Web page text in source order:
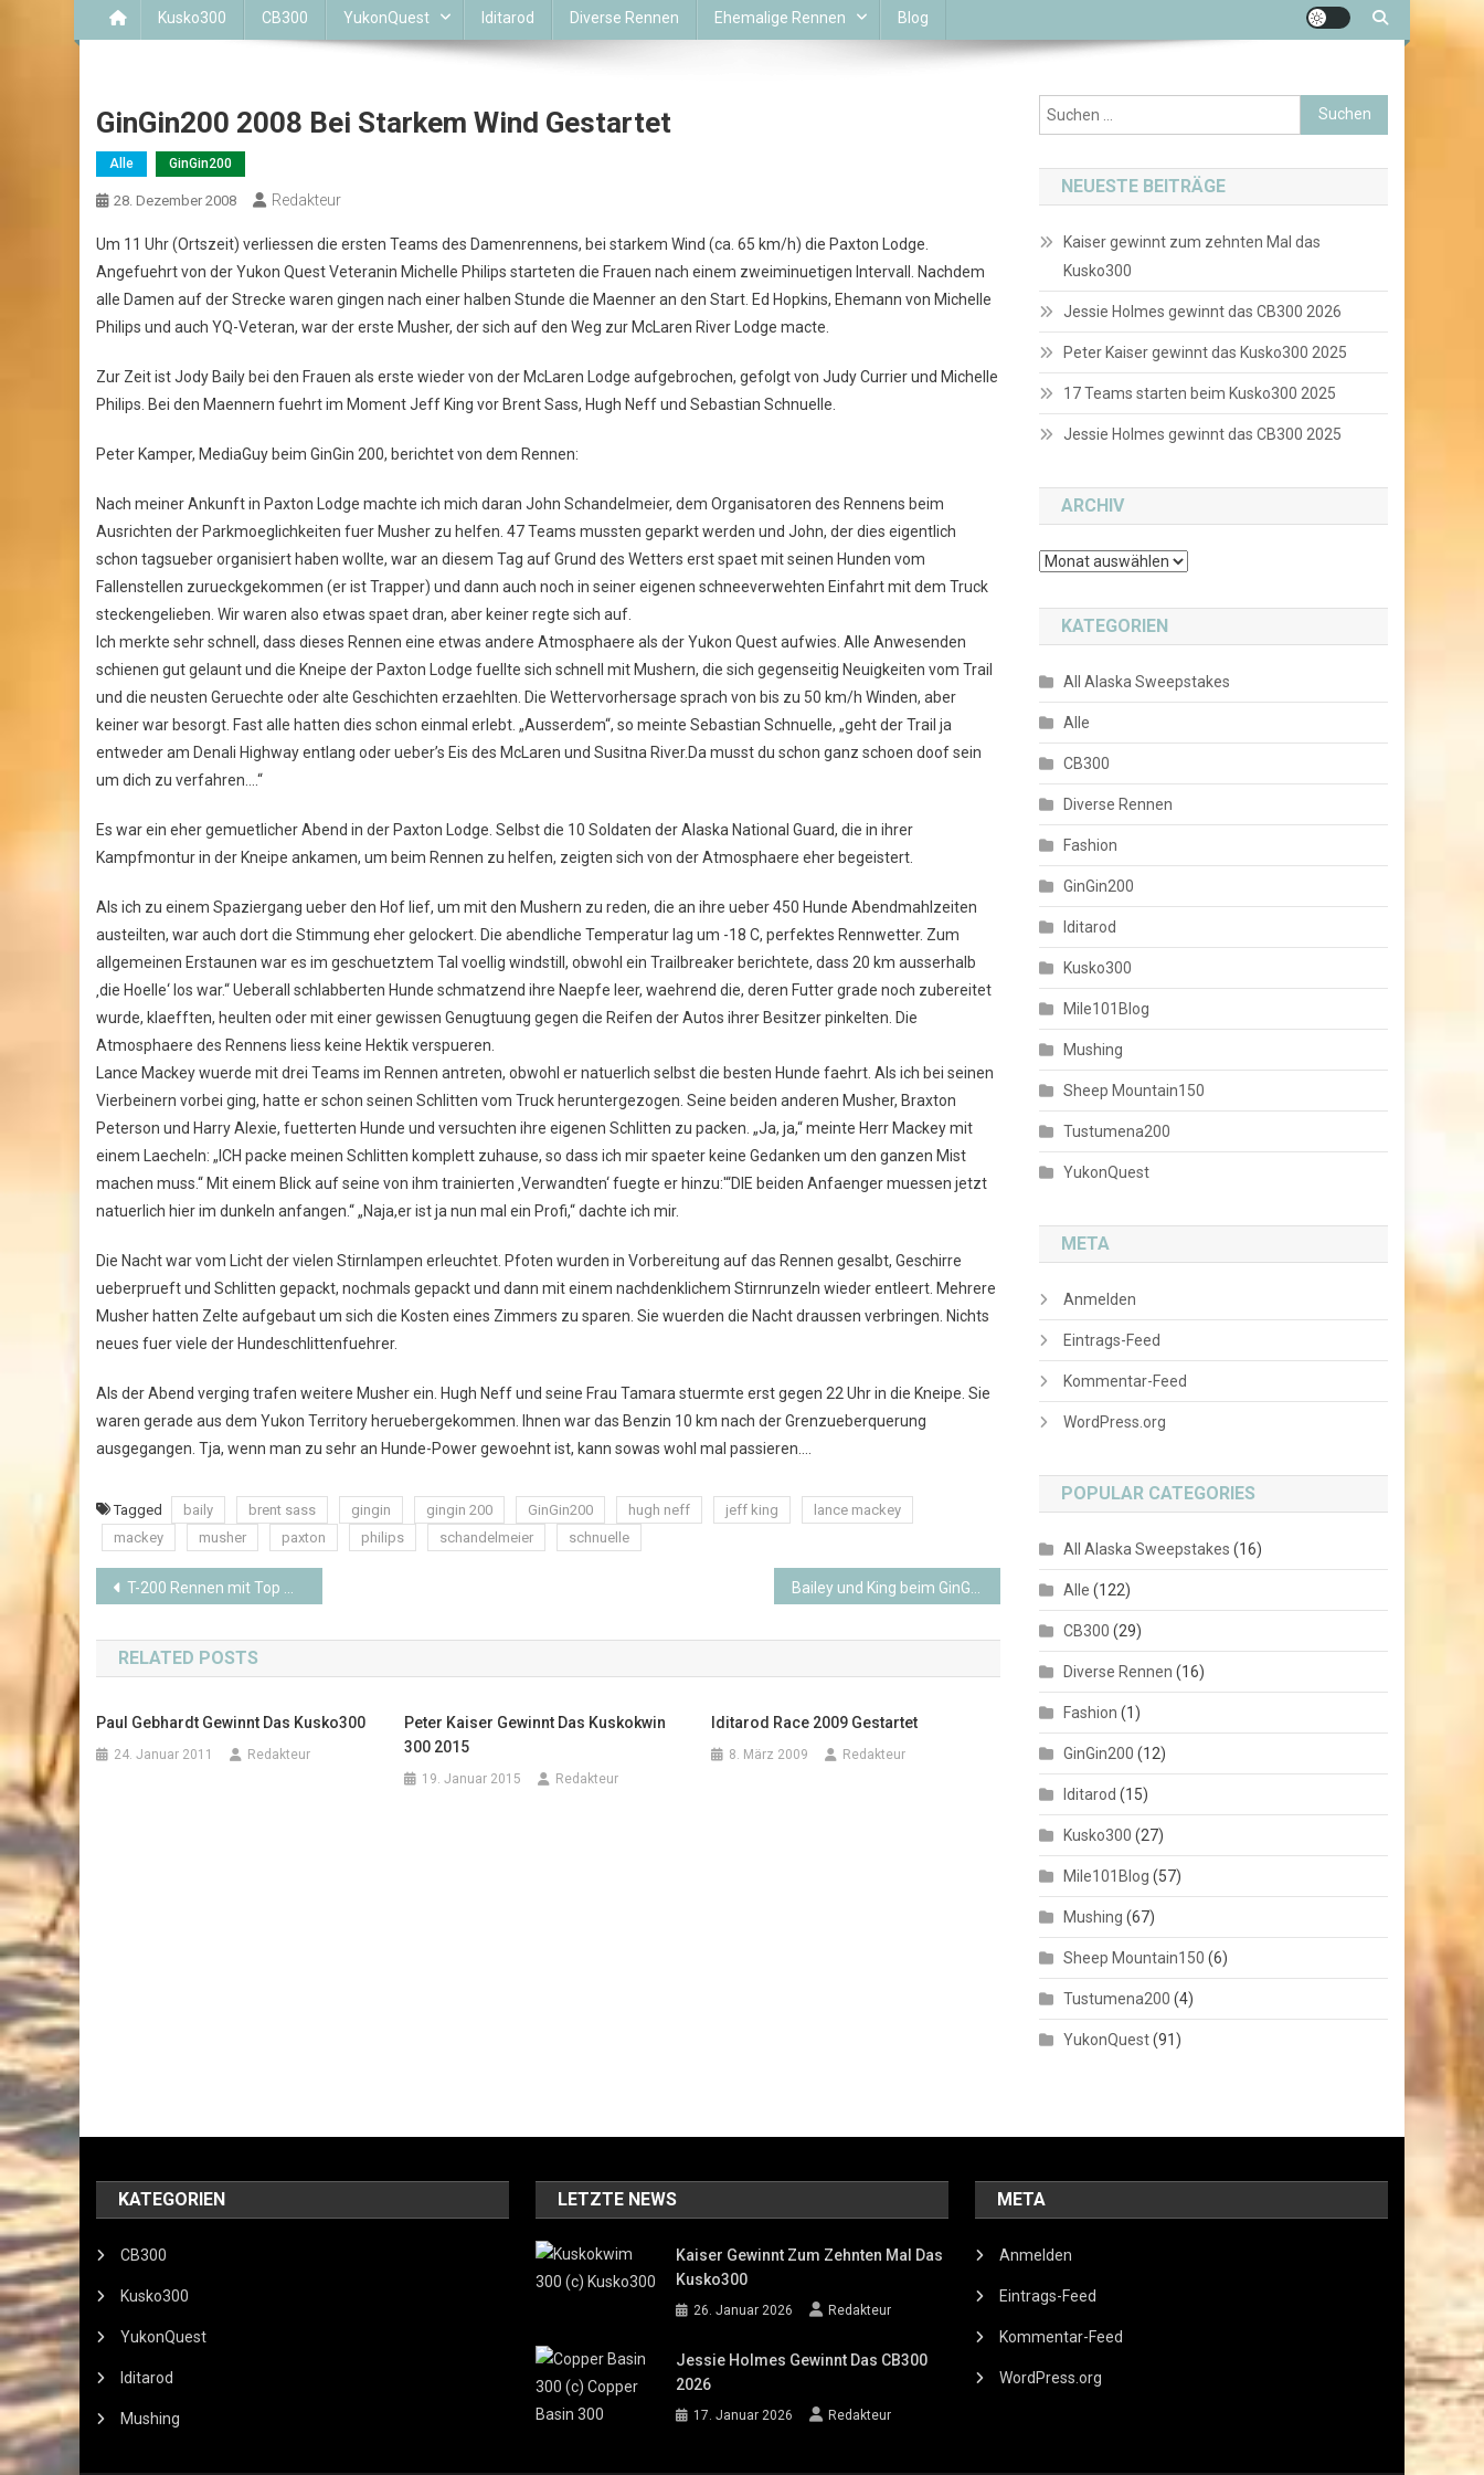
Kusko300 CB300 YukonQuest Iditarod Diverse Rennen Ehemalige Rennen Blog
GinGin200 2008 Bei Starkem Wind Gestartet
Alle GinGin200
28. Dezember 2008 Redakteur
Um 11 Uhr (Ortszeit) verliessen die ersten Teams des Damenrennens, bei starkem Wind (ca. 65 km/h) die Paxton Lodge.
Angefuehrt von der Yukon Quest Veteranin Michelle Philips starteten die Frauen nach einem zweiminuetigen Intervall. Nachdem
alle Damen auf der Strecke waren gingen nach einer halben Stunde die Maenner an den Start. Ed Hopkins, Ehemann von Michelle
Philips und auch YQ-Veteran, war der erste Musher, der sich auf den Weg zur McLaren River Lodge macte.
Zur Zeit ist Jody Baily bei den Frauen als erste wieder von der McLaren Lodge aufgebrochen, gefolgt von Judy Currier und Michelle
Philips. Bei den Maennern fuehrt im Moment Jeff King vor Brent Sass, Hugh Neff und Sebastian Schnuelle.
Peter Kamper, MediaGuy beim GinGin 200, berichtet von dem Rennen:
Nach meiner Ankunft in Paxton Lodge machte ich mich daran John Schandelmeier, dem Organisatoren des Rennens beim
Ausrichten der Parkmoeglichkeiten fuer Musher zu helfen. 47 Teams mussten geparkt werden und John, der dies eigentlich
schon tagsueber organisiert haben wollte, war an diesem Tag auf Grund des Wetters erst spaet mit seinen Hunden vom
Fallenstellen zurueckgekommen (er ist Trapper) und dann auch noch in seiner eigenen schneeverwehten Einfahrt mit dem Truck
steckengelieben. Wir waren also etwas spaet dran, aber keiner regte sich auf.
Ich merkte sehr schnell, dass dieses Rennen eine etwas andere Atmosphaere als der Yukon Quest aufwies. Alle Anwesenden
schienen gut gelaunt und die Kneipe der Paxton Lodge fuellte sich schnell mit Mushern, die sich gegenseitig Neuigkeiten vom Trail
und die neusten Geruechte oder alte Geschichten erzaehlten. Die Wettervorhersage sprach von bis zu 50 km/h Winden, aber
keiner war besorgt. Fast alle hatten dies schon einmal erlebt. „Ausserdem“, so meinte Sebastian Schnuelle, „geht der Trail ja
entweder am Denali Highway entlang oder ueber’s Eis des McLaren und Susitna River.Da musst du schon ganz schoen doof sein
um dich zu verfahren….“
Es war ein eher gemuetlicher Abend in der Paxton Lodge. Selbst die 10 Soldaten der Alaska National Guard, die in ihrer
Kampfmontur in der Kneipe ankamen, um beim Rennen zu helfen, zeigten sich von der Atmosphaere eher begeistert.
Als ich zu einem Spaziergang ueber den Hof lief, um mit den Mushern zu reden, die an ihre ueber 450 Hunde Abendmahlzeiten
austeilten, war auch dort die Stimmung eher gelockert. Die abendliche Temperatur lag um -18 C, perfektes Rennwetter. Zum
allgemeinen Erstaunen war es im geschuetztem Tal voellig windstill, obwohl ein Trailbreaker berichtete, dass 20 km ausserhalb
‚die Hoelle‘ los war.“ Ueberall schlabberten Hunde schmatzend ihre Naepfe leer, waehrend die, deren Futter grade noch zubereitet
wurde, klaefften, heulten oder mit einer gewissen Genugtuung gegen die Reifen der Autos ihrer Besitzer pinkelten. Die
Atmosphaere des Rennens liess keine Hektik verspueren.
Lance Mackey wuerde mit drei Teams im Rennen antreten, obwohl er natuerlich selbst die besten Hunde faehrt. Als ich bei seinen
Vierbeinern vorbei ging, hatte er schon seinen Schlitten vom Truck heruntergezogen. Seine beiden anderen Musher, Braxton
Peterson und Harry Alexie, fuetterten Hunde und versuchten ihre eigenen Schlitten zu packen. „Ja, ja,“ meinte Herr Mackey mit
einem Laecheln: „ICH packe meinen Schlitten komplett zuhause, so dass ich mir spaeter keine Gedanken um den ganzen Mist
machen muss.“ Mit einem Blick auf seine von ihm trainierten ‚Verwandten‘ fuegte er hinzu:'“DIE beiden Anfaenger muessen jetzt
natuerlich hier im dunkeln anfangen.“ „Naja,er ist ja nun mal ein Profi,“ dachte ich mir.
Die Nacht war vom Licht der vielen Stirnlampen erleuchtet. Pfoten wurden in Vorbereitung auf das Rennen gesalbt, Geschirre
ueberprueft und Schlitten gepackt, nochmals gepackt und dann mit einem nachdenklichem Stirnrunzeln wieder entleert. Mehrere
Musher hatten Zelte aufgebaut um sich die Kosten eines Zimmers zu sparen. Sie wuerden die Nacht draussen verbringen. Nichts
neues fuer viele der Hundeschlittenfuehrer.
Als der Abend verging trafen weitere Musher ein. Hugh Neff und seine Frau Tamara stuermte erst gegen 22 Uhr in die Kneipe. Sie
waren gerade aus dem Yukon Territory heruebergekommen. Ihnen war das Benzin 10 km nach der Grenzueberquerung
ausgegangen. Tja, wenn man zu sehr an Hunde-Power gewoehnt ist, kann sowas wohl mal passieren….
Tagged baily brent sass gingin gingin 200 GinGin200 hugh neff jeff king
lance mackey
mackey
musher paxton philips schandelmeier schnuelle
Beitragsnavigation
T-200 Rennen mit Top Mushern
RELATED POSTS
Paul Gebhardt Gewinnt Das Kusko300
24. Januar 2011 Redakteur
Peter Kaiser Gewinnt Das Kuskokwin
300 2015
19. Januar 2015 Redakteur
Iditarod Race 2009 Gestartet
8. März 2009 Redakteur
Suchen
nach:
NEUESTE BEITRÄGE
Kaiser gewinnt zum zehnten Mal das
Kusko300
Jessie Holmes gewinnt das CB300 2026
Peter Kaiser gewinnt das Kusko300 2025
17 Teams starten beim Kusko300 2025
Jessie Holmes gewinnt das CB300 2025
ARCHIV
Archiv
KATEGORIEN
All Alaska Sweepstakes
Alle
CB300
Diverse Rennen
Fashion
GinGin200
Iditarod
Kusko300
Mile101Blog
Mushing
Sheep Mountain150
Tustumena200
YukonQuest
META
Anmelden
Eintrags-Feed
Kommentar-Feed
WordPress.org
POPULAR CATEGORIES
All Alaska Sweepstakes (16)
Alle (122)
CB300 (29)
Diverse Rennen (16)
Fashion (1)
GinGin200 (12)
Iditarod (15)
Kusko300 (27)
Mile101Blog (57)
Mushing (67)
Sheep Mountain150 (6)
Tustumena200 (4)
YukonQuest(91)
KATEGORIEN
CB300
Kusko300
YukonQuest
Iditarod
Mushing
LETZTE NEWS
Kaiser Gewinnt Zum Zehnten Mal Das
Kusko300
26. Januar 2026 Redakteur
Jessie Holmes Gewinnt Das CB300
2026
17. Januar 2026 Redakteur
META
Anmelden
Eintrags-Feed
Kommentar-Feed
WordPress.org